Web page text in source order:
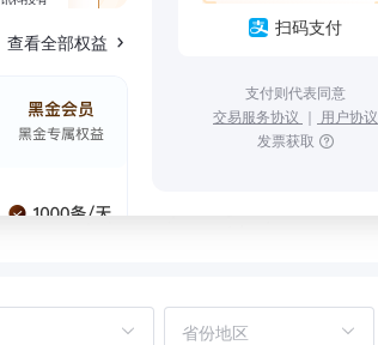
查看全部权益
扫码支付
支付则代表同意
交易服务协议 ｜ 用户协议
发票获取
省份地区